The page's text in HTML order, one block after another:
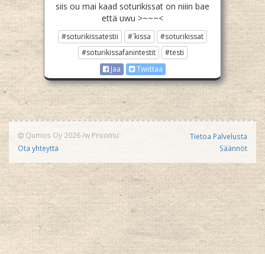
siis ou mai kaad soturikissat on niiin bae
että uwu >~~~<
#soturikissatestii #`kissa
#soturikissat
#soturikissafanintestit
#testi
Jaa
Twiittaa
Qumos Oy 2026/w Proomu
Ota yhteyttä
Tietoa Palvelusta
Säännöt